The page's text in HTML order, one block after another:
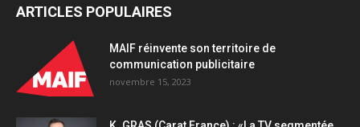
semaine
quantity
ARTICLES POPULAIRES
MAIF réinvente son territoire de
communication publicitaire
novembre 15, 2023